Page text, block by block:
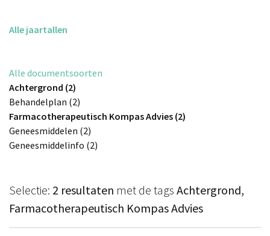
Alle jaartallen
Alle documentsoorten
Achtergrond (2)
Behandelplan (2)
Farmacotherapeutisch Kompas Advies (2)
Geneesmiddelen (2)
Geneesmiddelinfo (2)
Selectie: 2 resultaten met de tags Achtergrond,
Farmacotherapeutisch Kompas Advies